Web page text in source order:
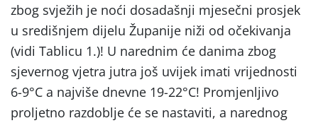
zbog svježih je noći dosadašnji mjesečni prosjek
u središnjem dijelu Županije niži od očekivanja
(vidi Tablicu 1.)! U narednim će danima zbog
sjevernog vjetra jutra još uvijek imati vrijednosti
6-9°C a najviše dnevne 19-22°C! Promjenljivo
proljetno razdoblje će se nastaviti, a narednog